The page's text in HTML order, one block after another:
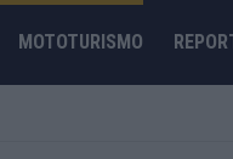
MOTOTURISMO